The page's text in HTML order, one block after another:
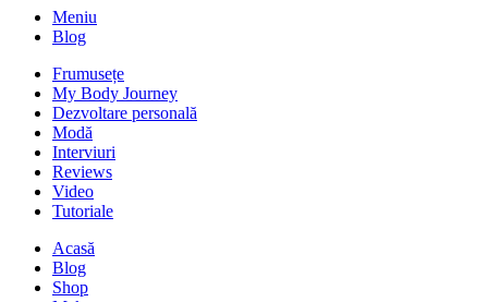
Meniu
Blog
Frumusețe
My Body Journey
Dezvoltare personală
Modă
Interviuri
Reviews
Video
Tutoriale
Acasă
Blog
Shop